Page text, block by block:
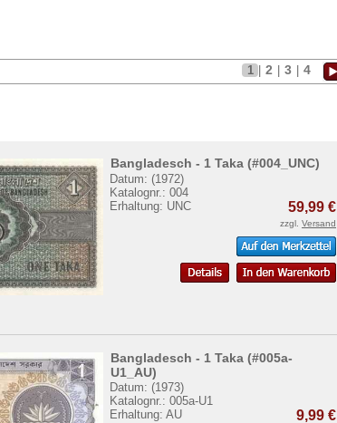
Weitere Informationen zum Ankauf finden
Siehier.
1 2 3 4
Bangladesch - 1 Taka (#004_UNC)
Datum: (1972)
Katalognr.: 004
Erhaltung: UNC
59,99 €
zzgl. Versand
Bangladesch - 1 Taka (#005a-
U1_AU)
Datum: (1973)
Katalognr.: 005a-U1
Erhaltung: AU
9,99 €